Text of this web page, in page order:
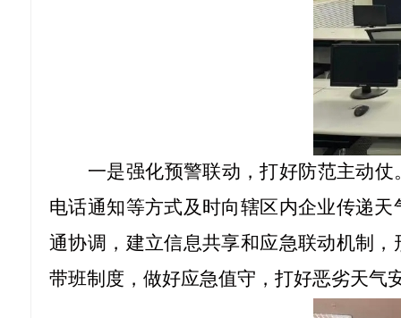
一是强化预警联动，打好防范主动
电话通知等方式及时向辖区内企业传递
通协调，建立信息共享和应急联动机制
带班制度，做好应急值守，打好恶劣天气